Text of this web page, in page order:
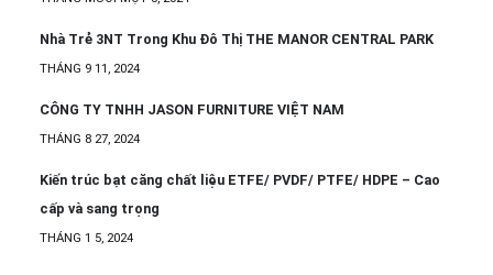
Nhà Trẻ 3NT Trong Khu Đô Thị THE MANOR CENTRAL PARK
THÁNG 9 11, 2024
CÔNG TY TNHH JASON FURNITURE VIỆT NAM
THÁNG 8 27, 2024
Kiến trúc bạt căng chất liệu ETFE/ PVDF/ PTFE/ HDPE – Cao
cấp và sang trọng
THÁNG 1 5, 2024